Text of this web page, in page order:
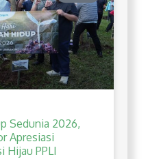
Sedunia 2026,
Apresiasi
Hijau PPLI